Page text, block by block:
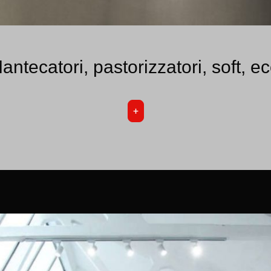
pastorizzatori, soft,
+